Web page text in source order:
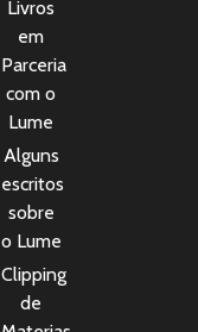
Livros
em
Parceria
com o
Lume
Alguns
escritos
sobre
o Lume
Clipping
de